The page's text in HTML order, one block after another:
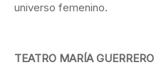
universo femenino.
TEATRO MARÍA GUERRERO